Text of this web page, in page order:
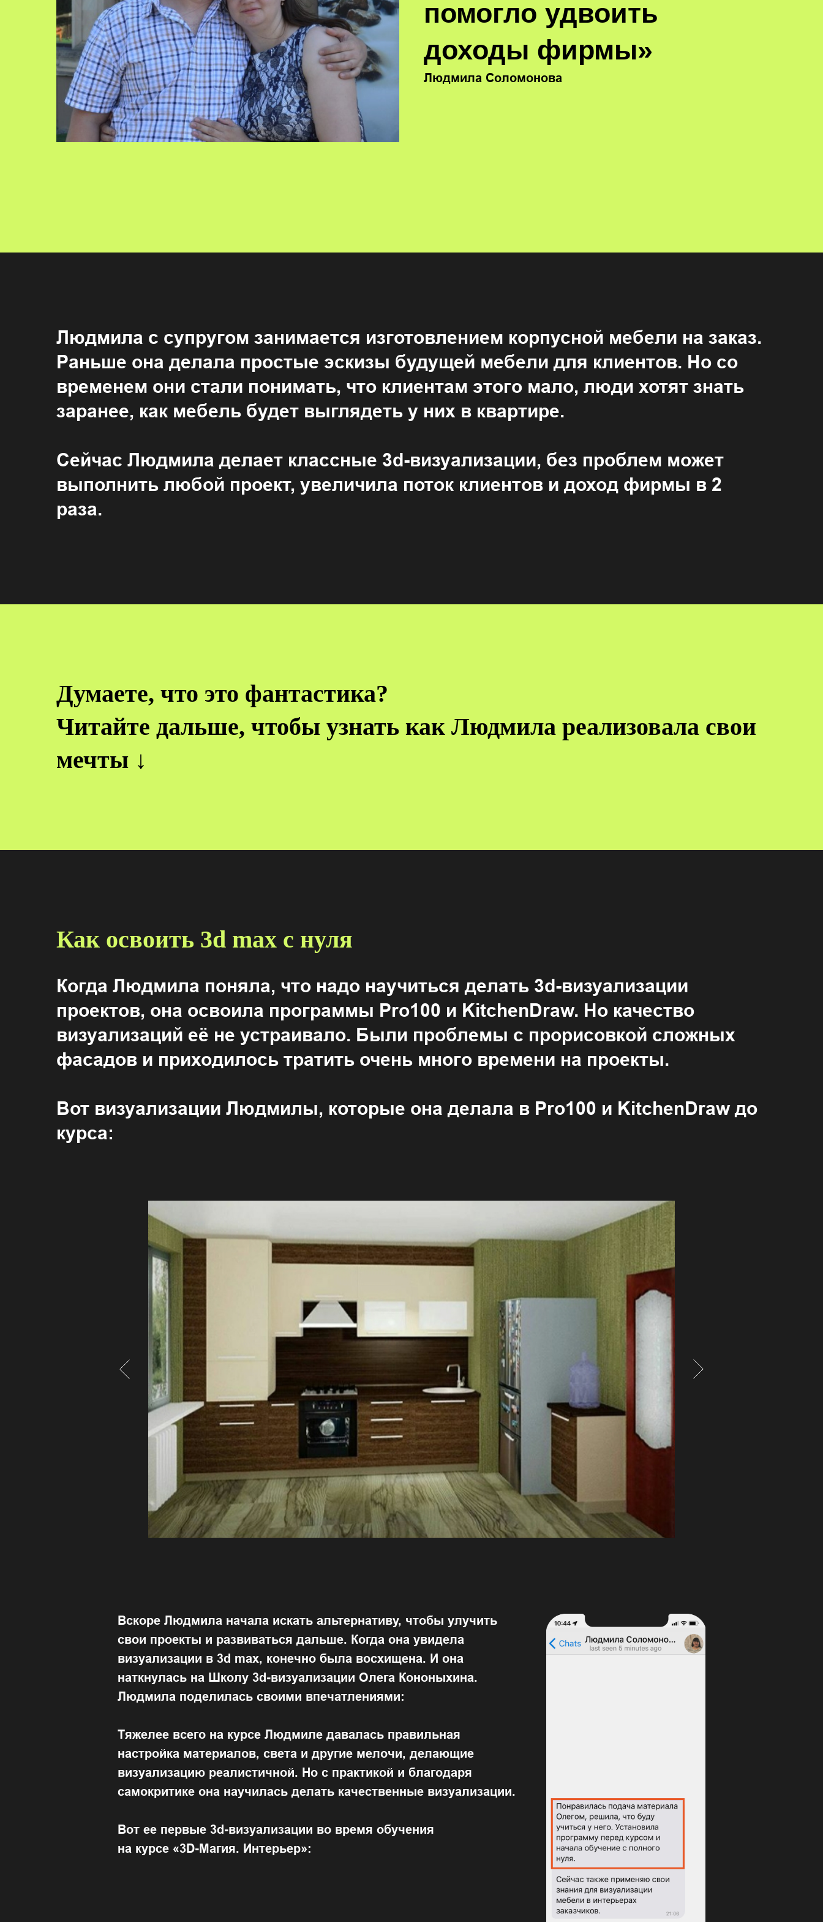
помогло удвоить
доходы фирмы»
Людмила Соломонова
Людмила с супругом занимается изготовлением корпусной мебели на заказ.
Раньше она делала простые эскизы будущей мебели для клиентов. Но со
временем они стали понимать, что клиентам этого мало, люди хотят знать
заранее, как мебель будет выглядеть у них в квартире.
Сейчас Людмила делает классные 3d-визуализации, без проблем может
выполнить любой проект, увеличила поток клиентов и доход фирмы в 2
раза.
Думаете, что это фантастика?
Читайте дальше, чтобы узнать как Людмила реализовала свои
мечты ↓
Как освоить 3d max с нуля
Когда Людмила поняла, что надо научиться делать 3d-визуализации
проектов, она освоила программы Pro100 и KitchenDraw. Но качество
визуализаций её не устраивало. Были проблемы с прорисовкой сложных
фасадов и приходилось тратить очень много времени на проекты.
Вот визуализации Людмилы, которые она делала в Pro100 и KitchenDraw до
курса:
Вскоре Людмила начала искать альтернативу, чтобы улучить
свои проекты и развиваться дальше. Когда она увидела
визуализации в 3d max, конечно была восхищена. И она
наткнулась на Школу 3d-визуализации Олега Кононыхина.
Людмила поделилась своими впечатлениями:
Тяжелее всего на курсе Людмиле давалась правильная
настройка материалов, света и другие мелочи, делающие
визуализацию реалистичной. Но с практикой и благодаря
самокритике она научилась делать качественные визуализации.
Вот ее первые 3d-визуализации во время обучения
на курсе «3D-Магия. Интерьер»: